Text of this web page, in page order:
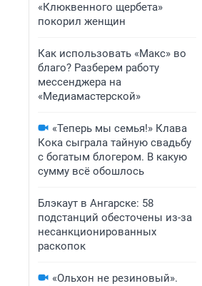
«Клюквенного щербета»
покорил женщин
Как использовать «Макс» во
благо? Разберем работу
мессенджера на
«Медиамастерской»
«Теперь мы семья!» Клава
Кока сыграла тайную свадьбу
с богатым блогером. В какую
сумму всё обошлось
Блэкаут в Ангарске: 58
подстанций обесточены из-за
несанкционированных
раскопок
«Ольхон не резиновый».